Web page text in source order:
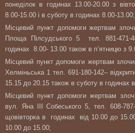
понеділок в годинах 13.00-20.00 з
8.00-15.00 і в суботу в годинах 8.00-13.00;
Місцевий пункт допомоги жертвам
Площа Пілсудського 5 тел. 881-471-
годинах 8.00- 13.00 також в п’ятницю з
Місцевий пункт допомоги жертвам
Хелміньська 1 тел. 691-180-142–
15.15 до 20.15 також в суботу в годинах
Місцевий пункт допомоги жертвам
вул. Яна III Собеського 5, тел. 608-787-
щовівторка в годинах від 10.00 до
10.00 до 15.00;